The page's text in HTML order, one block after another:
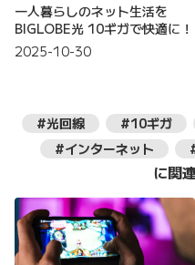
一人暮らしのネット生活を
BIGLOBE光 10ギガで快適に！
2025-10-30
#光回線 #10ギガ
#インターネット
に関